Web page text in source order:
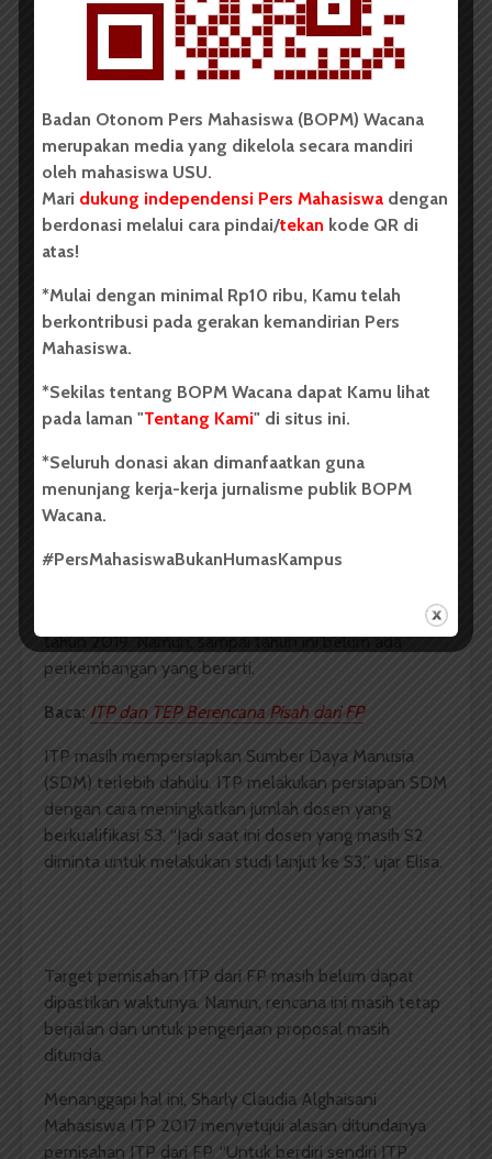
Pemisahan ITP dari FP
Ditunda
Redaksi 6 Oktober 2021
292 dilihat
Seorang mahasiswa yang nampak di gedung prodi Ilmu dan
Teknologi Pangan, Kamis (30/9). | Aulia Sabrini Saragih
USU, wacana.org— Pemisahan Ilmu Teknologi
Pangan (ITP) dari Fakultas Pertanian (FP) ditunda.
Rabu (6/10).
tahun 2019. Namun, sampai tahun ini belum ada
perkembangan yang berarti.
Baca: ITP dan TEP Berencana Pisah dari FP
ITP masih mempersiapkan Sumber Daya Manusia
(SDM) terlebih dahulu. ITP melakukan persiapan SDM
dengan cara meningkatkan jumlah dosen yang
berkualifikasi S3. “Jadi saat ini dosen yang masih S2
diminta untuk melakukan studi lanjut ke S3,” ujar Elisa.
Target pemisahan ITP dari FP masih belum dapat
dipastikan waktunya. Namun, rencana ini masih tetap
berjalan dan untuk pengerjaan proposal masih
ditunda.
Menanggapi hal ini, Sharly Claudia Alghaisani
Mahasiswa ITP 2017 menyetujui alasan ditundanya
pemisahan ITP dari FP. “Untuk berdiri sendiri ITP
Badan Otonom Pers Mahasiswa (BOPM) Wacana
merupakan media yang dikelola secara mandiri
oleh mahasiswa USU.
Mari dukung independensi Pers Mahasiswa dengan
berdonasi melalui cara pindai/tekan kode QR di
atas!
*Mulai dengan minimal Rp10 ribu, Kamu telah
berkontribusi pada gerakan kemandirian Pers
Mahasiswa.
*Sekilas tentang BOPM Wacana dapat Kamu lihat
pada laman "Tentang Kami" di situs ini.
*Seluruh donasi akan dimanfaatkan guna
menunjang kerja-kerja jurnalisme publik BOPM
Wacana.
#PersMahasiswaBukanHumasKampus